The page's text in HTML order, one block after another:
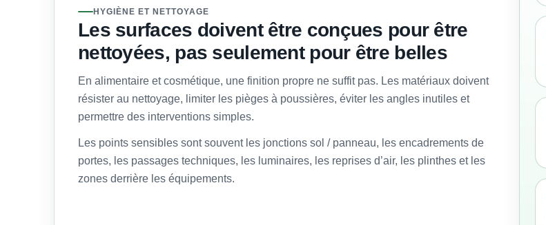
HYGIÈNE ET NETTOYAGE
Les surfaces doivent être conçues pour être
nettoyées, pas seulement pour être belles
En alimentaire et cosmétique, une finition propre ne suffit pas. Les matériaux doivent
résister au nettoyage, limiter les pièges à poussières, éviter les angles inutiles et
permettre des interventions simples.
Les points sensibles sont souvent les jonctions sol / panneau, les encadrements de
portes, les passages techniques, les luminaires, les reprises d’air, les plinthes et les
zones derrière les équipements.